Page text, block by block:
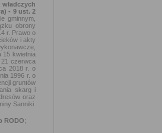
- 9 ust. 2
gminnym,
obrony
r. Prawo o
i akty
15 kwietnia
21 czerwca
2018 r. o
1996 r. o
gruntów
skarg i
oraz
Sanniki
RODO;